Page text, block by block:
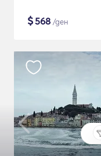
$568 /ден